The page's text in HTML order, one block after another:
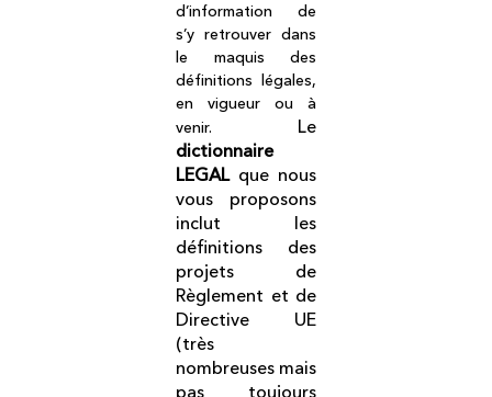
d’information de
s’y retrouver dans
le maquis des
définitions légales,
en vigueur ou à
venir. Le
dictionnaire
LEGAL que nous
vous proposons
inclut les
définitions des
projets de
Règlement et de
Directive UE
(très
nombreuses mais
pas toujours